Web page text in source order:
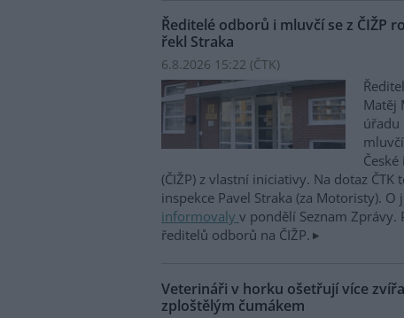
Ředitelé odborů i mluvčí se z ČIŽP
řekl Straka
6.8.2026 15:22 (ČTK)
Matěj
úřadu
(ČIŽP) z vlastní iniciativy. Na dotaz
inspekce Pavel Straka (za Motoristy).
informovaly v pondělí Seznam Zprávy.
ředitelů odborů na ČIŽP.
Veterináři v horku ošetřují více
zploštělým čumákem